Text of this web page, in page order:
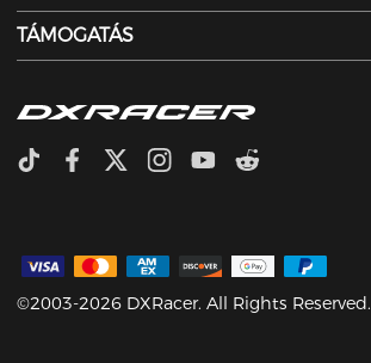
TÁMOGATÁS
©2003-2026 DXRacer. All Rights Reserved.